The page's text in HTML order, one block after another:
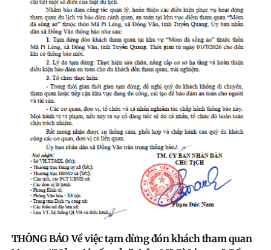
THÔNG BÁO Về việc tạm dừng đón khách tham quan